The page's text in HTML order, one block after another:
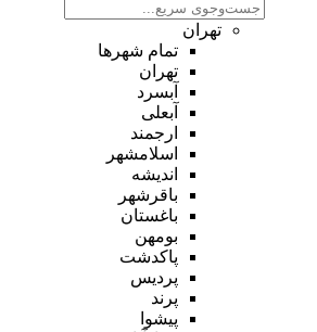
تهران
تمام شهر‌ها
تهران
آبسرد
آبعلی
ارجمند
اسلامشهر
اندیشه
باقرشهر
باغستان
بومهن
پاکدشت
پردیس
پرند
پیشوا